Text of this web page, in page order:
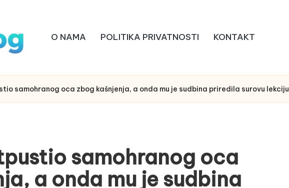
O NAMA POLITIKA PRIVATNOSTI KONTAKT
samohranog oca zbog kašnjenja, a onda mu je sudbina priredila surovu lekciju
samohranog oca
a onda mu je sudbina